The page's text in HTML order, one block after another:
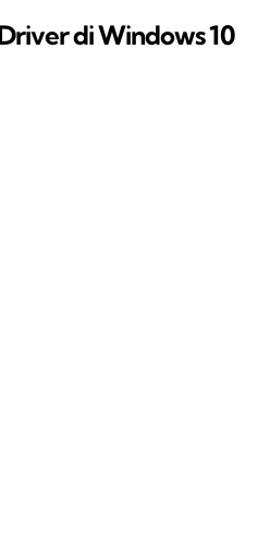
di Windows 10